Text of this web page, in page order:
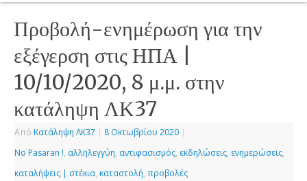
Προβολή-ενημέρωση για την
εξέγερση στις ΗΠΑ |
10/10/2020, 8 μ.μ. στην
κατάληψη ΛΚ37
Από Κατάληψη ΛΚ37 | 8 Οκτωβρίου 2020 |
No Pasaran !, αλληλεγγύη, αντιφασισμός, εκδηλώσεις, ενημερώσεις,
καταλήψεις | στέκια, καταστολή,προβολές